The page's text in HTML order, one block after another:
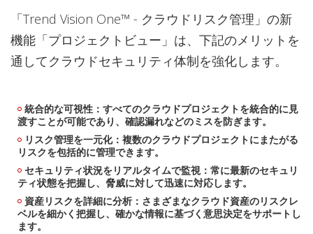
「Trend Vision One™ - クラウドリスク管理」の新
機能「プロジェクトビュー」は、下記のメリットを
通してクラウドセキュリティ体制を強化します。
統合的な可視性：すべてのクラウドプロジェクトを統合的に見
渡すことが可能であり、確認漏れなどのミスを防ぎます。
リスク管理を一元化：複数のクラウドプロジェクトにまたがる
リスクを包括的に管理できます。
セキュリティ状況をリアルタイムで監視：常に最新のセキュリ
ティ状態を把握し、脅威に対して迅速に対応します。
資産リスクを詳細に分析：さまざまなクラウド資産のリスクレ
ベルを細かく把握し、確かな情報に基づく意思決定をサポートし
ます。